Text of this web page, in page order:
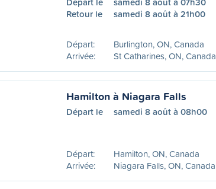
Retour le
samedi 8 août à 21h00
Départ:
Burlington, ON, Canada
Arrivée:
St Catharines, ON, Canada
Hamilton à Niagara Falls
Départ le samedi 8 août à 08h00
Départ:
Hamilton, ON, Canada
Arrivée:
Niagara Falls, ON, Canada